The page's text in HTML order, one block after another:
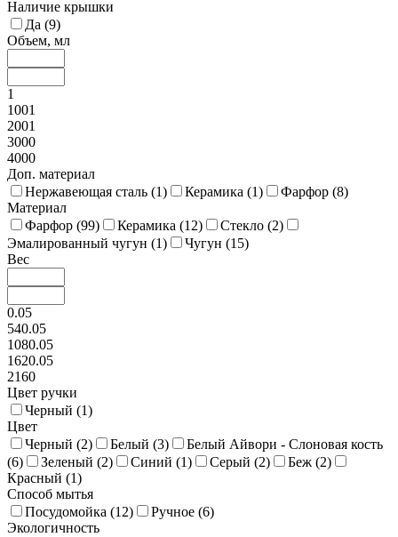
Наличие крышки
Да (9)
Объем, мл
1
1001
2001
3000
4000
Доп. материал
Нержавеющая сталь (1) Керамика (1) Фарфор (8)
Материал
Фарфор (99) Керамика (12) Стекло (2)
Эмалированный чугун (1) Чугун (15)
Вес
0.05
540.05
1080.05
1620.05
2160
Цвет ручки
Черный (1)
Цвет
Черный (2) Белый (3)
Белый Айвори - Слоновая кость
(6) Зеленый (2) Синий (1) Серый (2) Беж (2)
Красный (1)
Способ мытья
Посудомойка (12) Ручное (6)
Экологичность